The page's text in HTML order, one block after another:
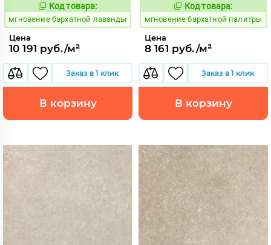
937916
Код товара:
мгновение бархатной лаванды
Цена
10 191 руб./м²
Заказ в 1 клик
В корзину
937941
Код товара:
мгновение бархатной палитры
Цена
8 161 руб./м²
Заказ в 1 клик
В корзину